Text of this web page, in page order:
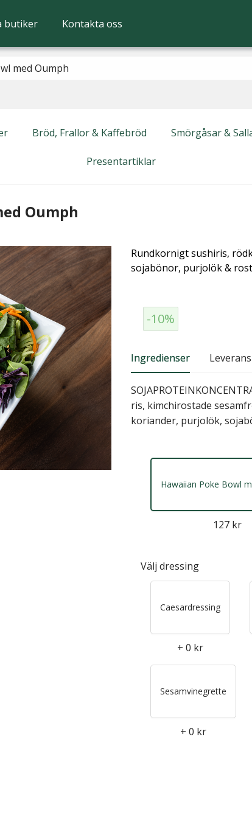
butiker Kontakta oss
med Oumph
Bröd, Frallor & Kaffebröd Smörgåsar &
Presentartiklar
Oumph
Rundkornigt sushiris,
sojabönor, purjolök &
-10%
Ingredienser
ris, kimchirostade
koriander, purjolök,
Hawaiian Poke Bowl
127 kr
Välj dressing
Caesardressing
+ 0 kr
Sesamvinegrette
+ 0 kr